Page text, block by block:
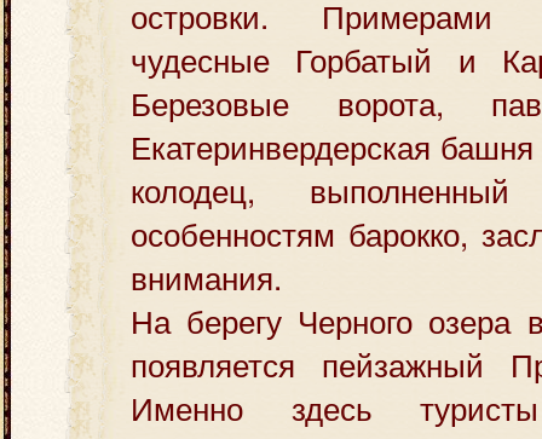
островки. Примерами
чудесные Горбатый и
Березовые ворота,
Екатеринвердерская
колодец,
особенностям барокко,
внимания.
На берегу Черного озера
появляется пейзажный
Именно здесь